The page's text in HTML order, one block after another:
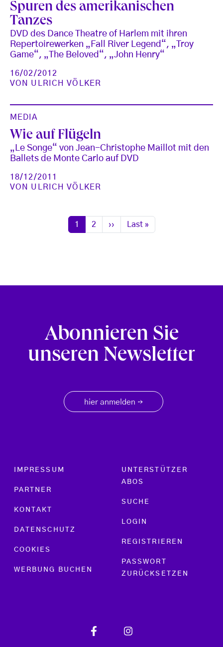
Spuren des amerikanischen
Tanzes
DVD des Dance Theatre of Harlem mit ihren
Repertoirewerken „Fall River Legend“, „Troy
Game“, „The Beloved“, „John Henry“
16/02/2012
VON ULRICH VÖLKER
MEDIA
Wie auf Flügeln
„Le Songe“ von Jean-Christophe Maillot mit den
Ballets de Monte Carlo auf DVD
18/12/2011
VON ULRICH VÖLKER
Seitennummerierung
Seite
1 Seite
2 Nächste Seite
›› Letzte Seite
Last »
Abonnieren Sie
unseren Newsletter
hier anmelden →
Footer menu
IMPRESSUM
PARTNER
KONTAKT
DATENSCHUTZ
COOKIES
WERBUNG BUCHEN
UNTERSTÜTZER
ABOS
SUCHE
LOGIN
REGISTRIEREN
PASSWORT
ZURÜCKSETZEN